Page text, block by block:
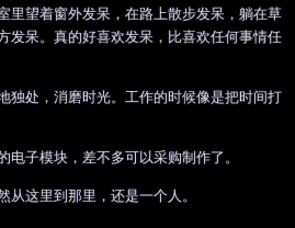
里望着窗外发呆，在路上散步发呆，躺在草
发呆。真的好喜欢发呆，比喜欢任何事情任
独处，消磨时光。工作的时候像是把时间打
电子模块，差不多可以采购制作了。
这里到那里，还是一个人。